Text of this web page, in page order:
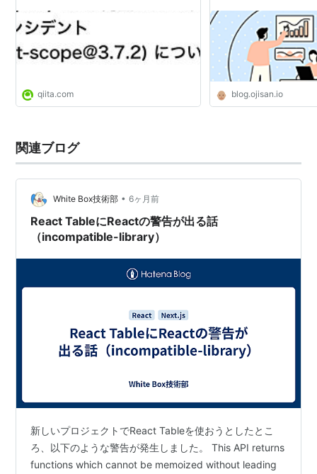
qiita.com blog.ojisan.io
関連ブログ
White Box技術部 • 6ヶ月前
React TableにReactの警告が出る話
（incompatible-library）
新しいプロジェクトでReact Tableを使おうとしたとこ
ろ、以下のような警告が発生しました。 This API returns
functions which cannot be memoized without leading